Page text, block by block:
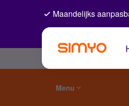
Maandelijks
Menu